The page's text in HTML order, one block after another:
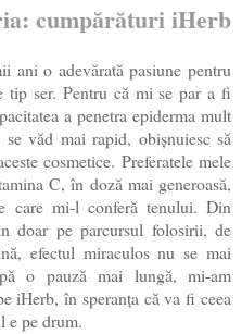
iHerb
ani o adevărată pasiune pentru
tip ser. Pentru că mi se par a fi
a penetra epiderma mult
se vădmai rapid, obișnuiesc să
cosmetice. Preferatele mele
C, în doză mai generoasă,
care mi-l conferă tenului. Din
doar pe parcursul folosirii, de
efectul miraculos nu se mai
o pauză mai lungă, mi-am
iHerb, în speranța că va fi ceea
e pe drum.